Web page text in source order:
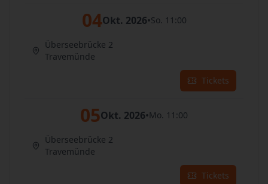
04Okt. 2026•So. 11:00
Überseebrücke 2
Travemünde
Tickets
05Okt. 2026•Mo. 11:00
Überseebrücke 2
Travemünde
Tickets